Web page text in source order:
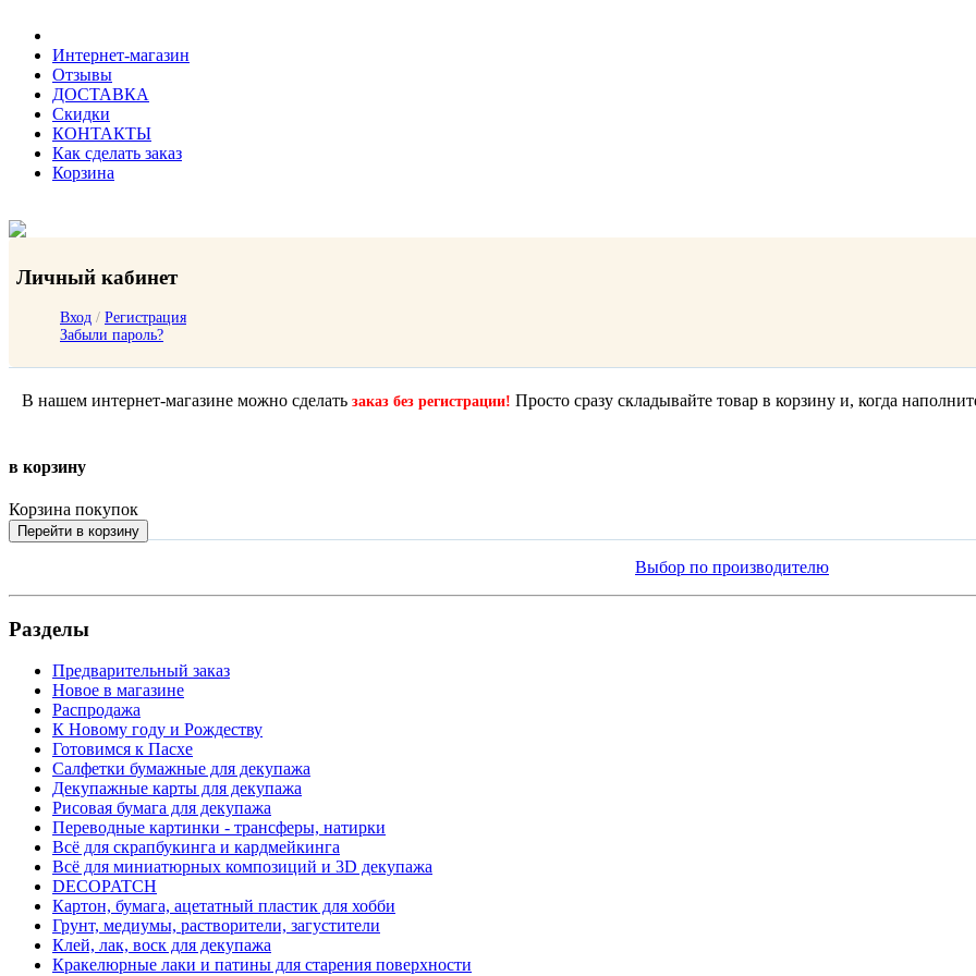
Интернет-магазин
Отзывы
ДОСТАВКА
Скидки
КОНТАКТЫ
Как сделать заказ
Корзина
Личный кабинет
Вход / Регистрация
Забыли пароль?
В нашем интернет-магазине можно сделать заказ без регистрации! Просто сразу складывайте товар в корзину и, когда
в корзину
Корзина покупок
Перейти в корзину
Выбор по производителю
Разделы
Предварительный заказ
Новое в магазине
Распродажа
К Новому году и Рождеству
Готовимся к Пасхе
Салфетки бумажные для декупажа
Декупажные карты для декупажа
Рисовая бумага для декупажа
Переводные картинки - трансферы, натирки
Всё для скрапбукинга и кардмейкинга
Всё для миниатюрных композиций и 3D декупажа
DECOPATCH
Картон, бумага, ацетатный пластик для хобби
Грунт, медиумы, растворители, загустители
Клей, лак, воск для декупажа
Кракелюрные лаки и патины для старения поверхности